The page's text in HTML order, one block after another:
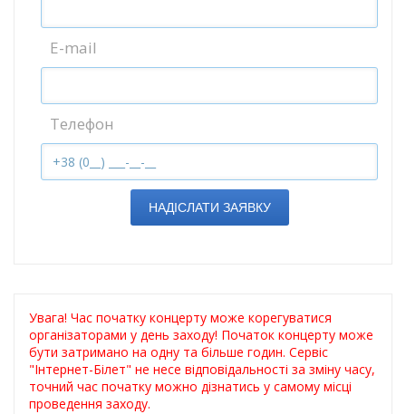
E-mail
Телефон
НАДІСЛАТИ ЗАЯВКУ
Увага! Час початку концерту може корегуватися
організаторами у день заходу! Початок концерту може
бути затримано на одну та більше годин. Сервіс
"Інтернет-Білет" не несе відповідальності за зміну часу,
точний час початку можно дізнатись у самому місці
проведення заходу.